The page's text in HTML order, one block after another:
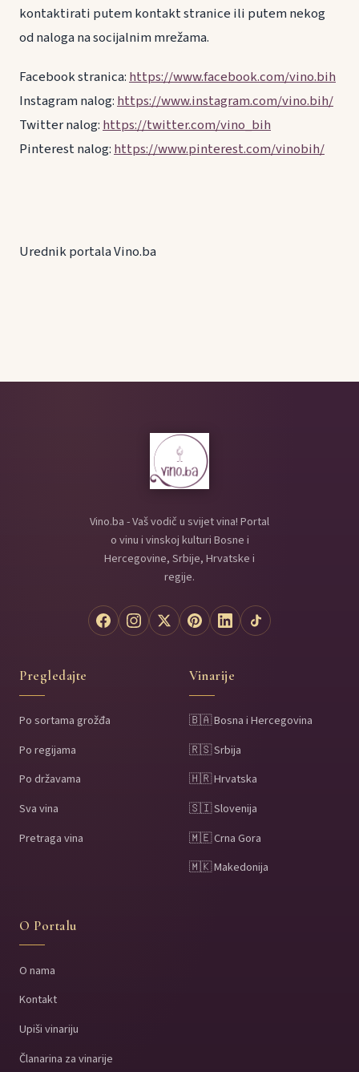
kontaktirati putem kontakt stranice ili putem nekog
od naloga na socijalnim mrežama.
Facebook stranica: https://www.facebook.com/vino.bih
Instagram nalog: https://www.instagram.com/vino.bih/
Twitter nalog: https://twitter.com/vino_bih
Pinterest nalog: https://www.pinterest.com/vinobih/
Urednik portala Vino.ba
Vino.ba - Vaš vodič u svijet vina! Portal
o vinu i vinskoj kulturi Bosne i
Hercegovine, Srbije, Hrvatske i
regije.
Pregledajte
Po sortama grožđa
Po regijama
Po državama
Sva vina
Pretraga vina
Vinarije
🇧🇦 Bosna i Hercegovina
🇷🇸 Srbija
🇭🇷 Hrvatska
🇸🇮 Slovenija
🇲🇪 Crna Gora
🇲🇰 Makedonija
O Portalu
O nama
Kontakt
Upiši vinariju
Članarina za vinarije